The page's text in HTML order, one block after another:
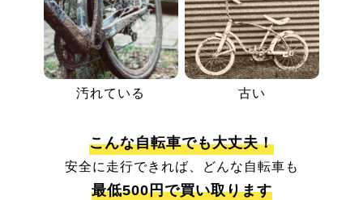
汚れている 古い
こんな自転車でも大丈夫！
安全に走行できれば、どんな自転車も
最低500円で買い取ります